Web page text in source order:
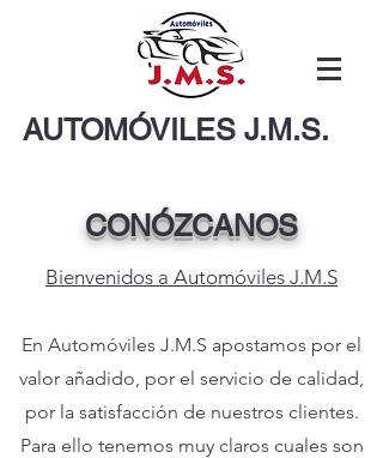
AUTOMÓVILES J.M.S.
CONÓZCANOS
Bienvenidos a Automóviles J.M.S
En Automóviles J.M.S apostamos por el
valor añadido, por el servicio de calidad,
por la satisfacción de nuestros clientes.
Para ello tenemos muy claros cuales son